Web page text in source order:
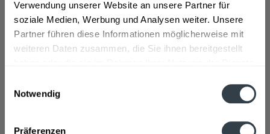
Verwendung unserer Website an unsere Partner für
soziale Medien, Werbung und Analysen weiter. Unsere
Partner führen diese Informationen möglicherweise mit
weiteren Daten zusammen, die Sie ihnen bereitgestellt
Notwendig
Präferenzen
Haldina